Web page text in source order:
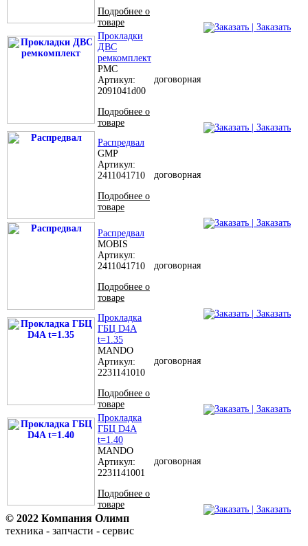
Подробнее о
товаре
| Заказать
Прокладки
ДВС
ремкомплект
PMC
Артикул:
2091041d00
Подробнее о
товаре
договорная
| Заказать
Распредвал
GMP
Артикул:
2411041710
Подробнее о
товаре
договорная
| Заказать
Распредвал
MOBIS
Артикул:
2411041710
Подробнее о
товаре
договорная
| Заказать
Прокладка
ГБЦ D4A
t=1.35
MANDO
Артикул:
2231141010
Подробнее о
товаре
договорная
| Заказать
Прокладка
ГБЦ D4A
t=1.40
MANDO
Артикул:
2231141001
Подробнее о
товаре
договорная
| Заказать
© 2022 Компания Олимп
техника - запчасти - сервис